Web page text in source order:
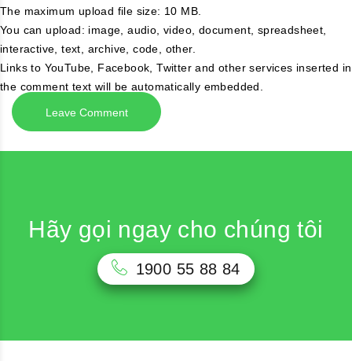
The maximum upload file size: 10 MB.
You can upload: image,audio,video, document, spreadsheet,
interactive,text, archive,code, other.
Links to YouTube, Facebook, Twitter and other services inserted in
the comment text will be automatically embedded.
Hãy gọi ngay cho chúng tôi
1900 55 88 84